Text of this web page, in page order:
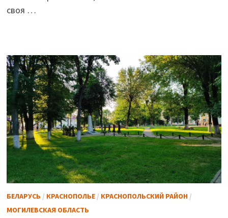
своя …
БЕЛАРУСЬ / КРАСНОПОЛЬЕ/ КРАСНОПОЛЬСКИЙ РАЙОН/
МОГИЛЕВСКАЯ ОБЛАСТЬ